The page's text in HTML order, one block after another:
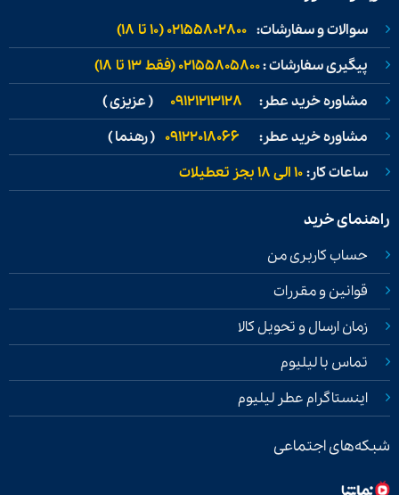
سوالات و سفارشات: 02155802800 (۱۰ تا ۱۸)
پیگیری سفارشات :02155805800 (فقط ۱۳ تا ۱۸)
مشاوره خرید عطر: 09121213128 ( عزیزی )
مشاوره خرید عطر: 09122018066 ( رهنما )
ساعات کار:۱۰ الی ۱۸ بجز تعطیلات
راهنمای خرید
حساب کاربری من
قوانین و مقررات
زمان ارسال و تحویل کالا
تماس با لیلیوم
اینستاگرام عطر لیلیوم
شبکه‌های اجتماعی